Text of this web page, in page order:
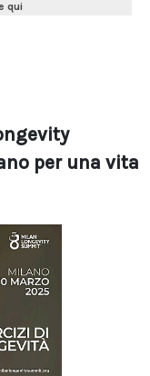
per una vita